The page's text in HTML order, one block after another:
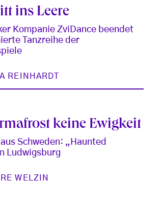
ins Leere
Kompanie ZviDance beendet
Tanzreihe der
REINHARDT
keine Ewigkeit
aus Schweden: „Haunted
Ludwigsburg
WELZIN